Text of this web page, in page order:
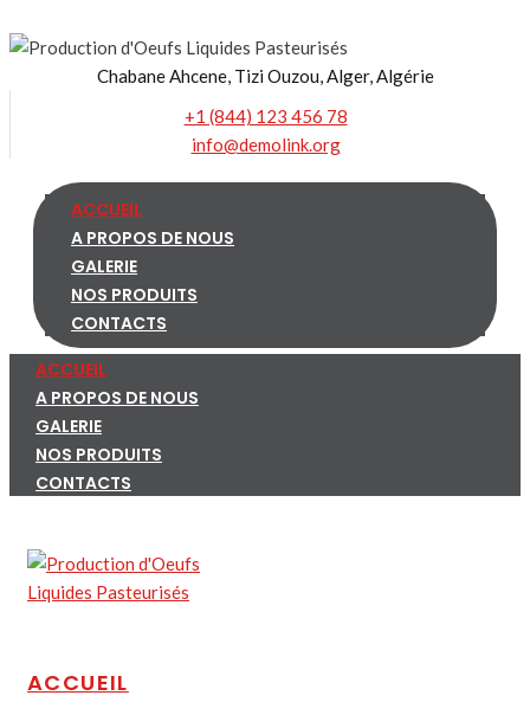
to
Chabane Ahcene, Tizi Ouzou, Alger, Algérie
+1 (844) 123 456 78
info@demolink.org
ACCUEIL
A PROPOS DE NOUS
GALERIE
NOS PRODUITS
CONTACTS
ACCUEIL
A PROPOS DE NOUS
GALERIE
NOS PRODUITS
CONTACTS
ACCUEIL